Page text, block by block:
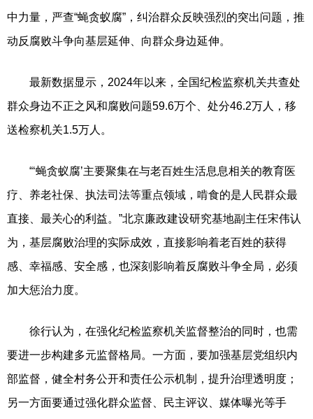
中力量，严查“蝇贪蚁腐”，纠治群众反映强烈的突出问题，推
动反腐败斗争向基层延伸、向群众身边延伸。
最新数据显示，2024年以来，全国纪检监察机关共查处
群众身边不正之风和腐败问题59.6万个、处分46.2万人，移
送检察机关1.5万人。
“‘蝇贪蚁腐’主要聚集在与老百姓生活息息相关的教育医
疗、养老社保、执法司法等重点领域，啃食的是人民群众最
直接、最关心的利益。”北京廉政建设研究基地副主任宋伟认
为，基层腐败治理的实际成效，直接影响着老百姓的获得
感、幸福感、安全感，也深刻影响着反腐败斗争全局，必须
加大惩治力度。
徐行认为，在强化纪检监察机关监督整治的同时，也需
要进一步构建多元监督格局。一方面，要加强基层党组织内
部监督，健全村务公开和责任公示机制，提升治理透明度；
另一方面要通过强化群众监督、民主评议、媒体曝光等手